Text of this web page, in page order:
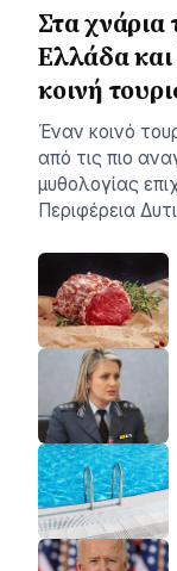
Στα
Ελλάδα
κοινή
Έναν κοινό
από τις πιο
μυθολογίας
Περιφέρεια